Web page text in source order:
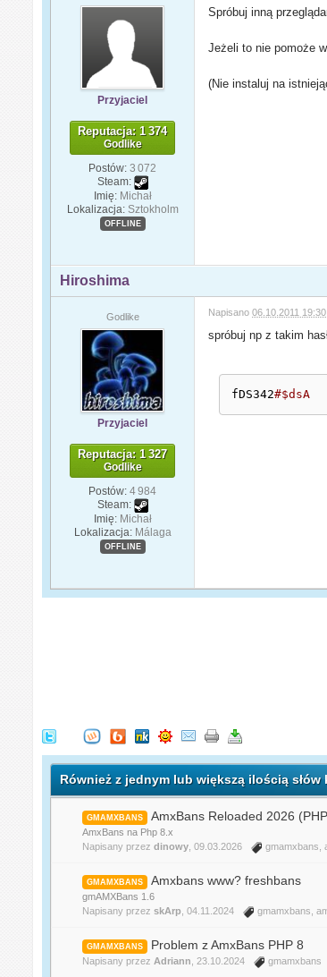
Przyjaciel
Reputacja: 1 374
Godlike
Postów: 3 072
Steam:
Imię: Michał
Lokalizacja: Sztokholm
OFFLINE
Spróbuj inną
Jeżeli to nie pomoże
(Nie instaluj na
Hiroshima
Godlike
Przyjaciel
Reputacja: 1 327
Godlike
Postów: 4 984
Steam:
Imię: Michał
Lokalizacja: Málaga
OFFLINE
Napisano06.10.2011 19:30
spróbuj np z takim
fDS342#$dsA
Również z jednym lub większą ilością
GMAMXBANS AmxBans Reloaded 2026
AmxBans na Php 8.x
Napisany przezdinowy , 09.03.2026 gmamxbans ,
GMAMXBANS Amxbans www? freshbans
gmAMXBans 1.6
Napisany przezskArp , 04.11.2024 gmamxbans ,
GMAMXBANS Problem z AmxBans PHP 8
Napisany przez Adriann , 23.10.2024 gmamxbans